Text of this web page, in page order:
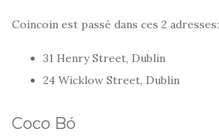
Coincoin est passé dans ces 2 adresses:
31 Henry Street, Dublin
24 Wicklow Street, Dublin
Coco Bó